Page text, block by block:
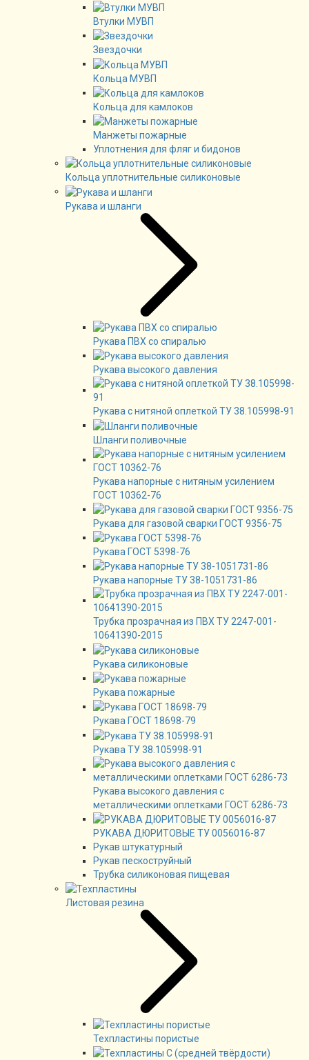
Втулки МУВП
Звездочки
Кольца МУВП
Кольца для камлоков
Манжеты пожарные
Уплотнения для фляг и бидонов
Кольца уплотнительные силиконовые
Рукава и шланги
Рукава ПВХ со спиралью
Рукава высокого давления
Рукава с нитяной оплеткой ТУ 38.105998-91
Шланги поливочные
Рукава напорные с нитяным усилением
ГОСТ 10362-76
Рукава для газовой сварки ГОСТ 9356-75
Рукава ГОСТ 5398-76
Рукава напорные ТУ 38-1051731-86
Трубка прозрачная из ПВХ ТУ 2247-001-
10641390-2015
Рукава силиконовые
Рукава пожарные
Рукава ГОСТ 18698-79
Рукава ТУ 38.105998-91
Рукава высокого давления с
металлическими оплетками ГОСТ 6286-73
РУКАВА ДЮРИТОВЫЕ ТУ 0056016-87
Рукав штукатурный
Рукав пескоструйный
Трубка силиконовая пищевая
Листовая резина
Техпластины пористые